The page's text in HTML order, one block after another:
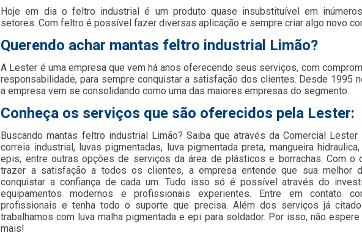
Hoje em dia o feltro industrial é um produto quase insubstituível em
setores. Com feltro é possível fazer diversas aplicação e sempre criar algo novo
Querendo achar mantas feltro industrial Limão?
A Lester é uma empresa que vem há anos oferecendo seus serviços, com
responsabilidade, para sempre conquistar a satisfação dos clientes. Desde 1995
a empresa vem se consolidando como uma das maiores empresas do segmento.
Conheça os serviços que são oferecidos pela Lester:
Buscando mantas feltro industrial Limão? Saiba que através da Comercial Lester
correia industrial, luvas pigmentadas, luva pigmentada preta, mangueira
epis, entre outras opções de serviços da área de plásticos e borrachas. Com o
trazer a satisfação a todos os clientes, a empresa entende que sua melhor
conquistar a confiança de cada um. Tudo isso só é possível através do
equipamentos modernos e profissionais experientes. Entre em contato
profissionais e tenha todo o suporte que precisa. Além dos serviços já
trabalhamos com luva malha pigmentada e epi para soldador. Por isso, não
mais!